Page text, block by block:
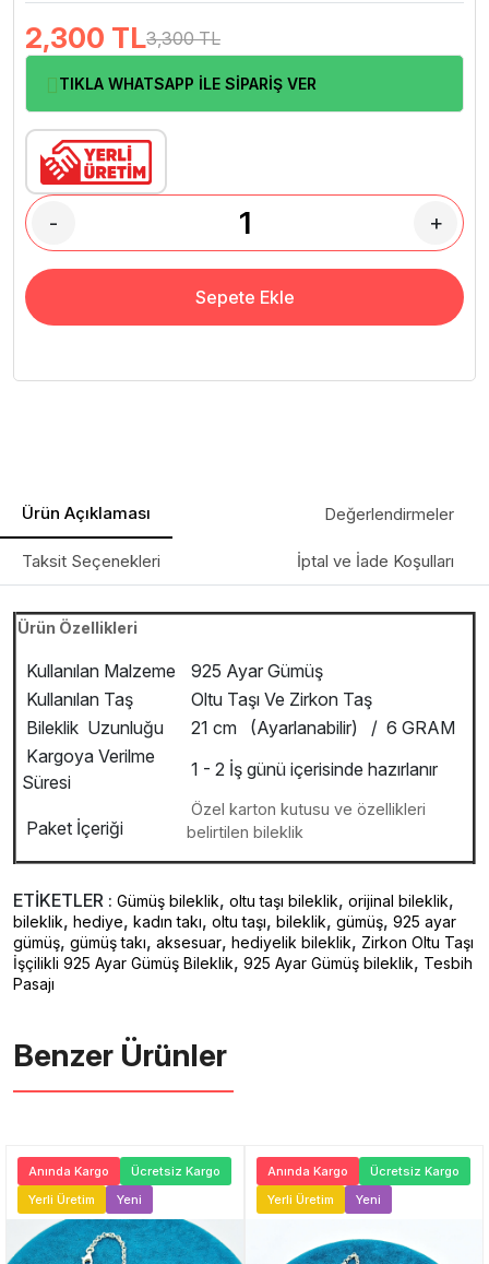
2,300 TL3,300 TL
TIKLA WHATSAPP İLE SİPARİŞ VER
- +
Sepete Ekle
Ürün Açıklaması Değerlendirmeler
Taksit Seçenekleri İptal ve İade Koşulları
Ürün Özellikleri
Kullanılan Malzeme
925 Ayar Gümüş
Kullanılan Taş
Oltu Taşı Ve Zirkon Taş
Bileklik Uzunluğu
21 cm (Ayarlanabilir) / 6 GRAM
Kargoya Verilme
Süresi
1 - 2 İş günü içerisinde hazırlanır
Paket İçeriği
Özel karton kutusu ve özellikleri
belirtilen bileklik
ETİKETLER : Gümüş bileklik, oltu taşı bileklik, orijinal bileklik,
bileklik, hediye, kadın takı, oltu taşı, bileklik, gümüş, 925 ayar
gümüş, gümüş takı, aksesuar, hediyelik bileklik, Zirkon Oltu Taşı
İşçilikli 925 Ayar Gümüş Bileklik, 925 Ayar Gümüş bileklik, Tesbih
Pasajı
Benzer Ürünler ️
Anında Kargo
Ücretsiz Kargo
Yerli Üretim
Yeni
Anında Kargo
Ücretsiz Kargo
Yerli Üretim
Yeni